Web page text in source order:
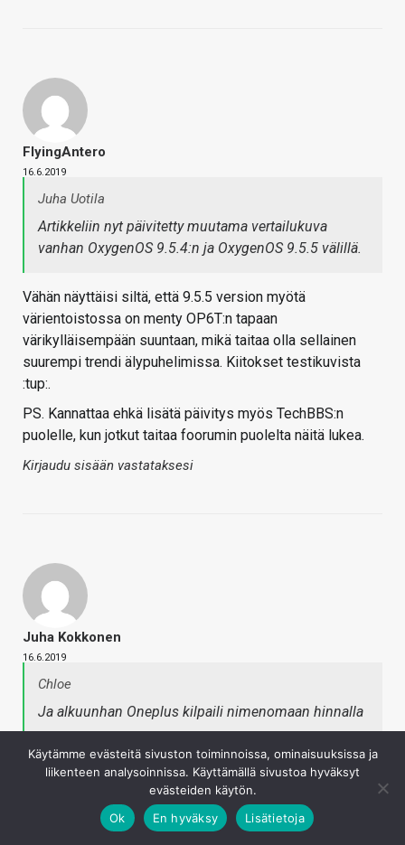
FlyingAntero
16.6.2019
Juha Uotila
Artikkeliin nyt päivitetty muutama vertailukuva
vanhan OxygenOS 9.5.4:n ja OxygenOS 9.5.5 välillä.
Vähän näyttäisi siltä, että 9.5.5 version myötä
värientoistossa on menty OP6T:n tapaan
värikylläisempään suuntaan, mikä taitaa olla sellainen
suurempi trendi älypuhelimissa. Kiitokset testikuvista
:tup:.
PS. Kannattaa ehkä lisätä päivitys myös TechBBS:n
puolelle, kun jotkut taitaa foorumin puolelta näitä lukea.
Kirjaudu sisään vastataksesi
Juha Kokkonen
16.6.2019
Chloe
Ja alkuunhan Oneplus kilpaili nimenomaan hinnalla
Markkinointiahan se oli, kun aluksi myivät puhelimia
nollakatteella tai jopa pienellä tappiolla.
Kirjaudu sisään vastataksesi
Käytämme evästeitä sivuston toiminnoissa, ominaisuuksissa ja
liikenteen analysoinnissa. Käyttämällä sivustoa hyväksyt
evästeiden käytön.
Ok
En hyväksy Lisätietoja